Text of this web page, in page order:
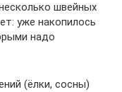
швейных
уже накопилось
надо
(ёлки, сосны)